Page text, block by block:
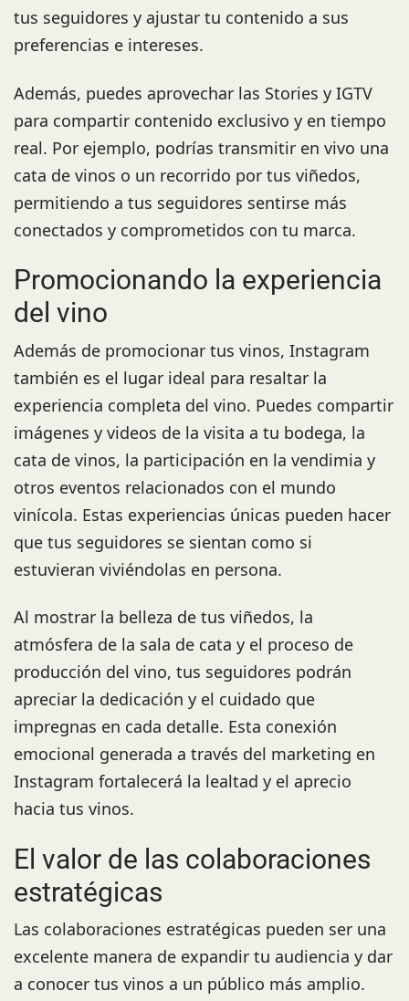
tus seguidores y ajustar tu contenido a sus
preferencias e intereses.
Además, puedes aprovechar las Stories y IGTV
para compartir contenido exclusivo y en tiempo
real. Por ejemplo, podrías transmitir en vivo una
cata de vinos o un recorrido por tus viñedos,
permitiendo a tus seguidores sentirse más
conectados y comprometidos con tu marca.
Promocionando la experiencia
del vino
Además de promocionar tus vinos, Instagram
también es el lugar ideal para resaltar la
experiencia completa del vino. Puedes compartir
imágenes y videos de la visita a tu bodega, la
cata de vinos, la participación en la vendimia y
otros eventos relacionados con el mundo
vinícola. Estas experiencias únicas pueden hacer
que tus seguidores se sientan como si
estuvieran viviéndolas en persona.
Al mostrar la belleza de tus viñedos, la
atmósfera de la sala de cata y el proceso de
producción del vino, tus seguidores podrán
apreciar la dedicación y el cuidado que
impregnas en cada detalle. Esta conexión
emocional generada a través del marketing en
Instagram fortalecerá la lealtad y el aprecio
hacia tus vinos.
El valor de las colaboraciones
estratégicas
Las colaboraciones estratégicas pueden ser una
excelente manera de expandir tu audiencia y dar
a conocer tus vinos a un público más amplio.